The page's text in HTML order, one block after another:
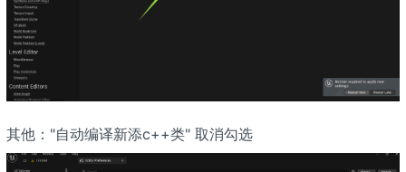
其他："自动编译新添c++类" 取消勾选